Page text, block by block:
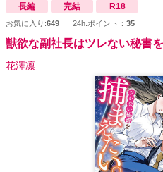
長編 完結 R18
お気に入り:649 24h.ポイント： 35
獣欲な副社長はツレない秘書を
花澤凛